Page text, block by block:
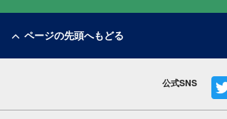
ページの先頭へもどる
公式SNS